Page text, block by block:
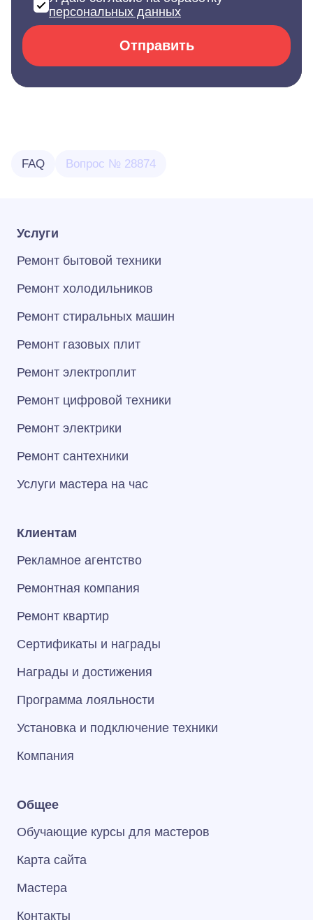
персональных данных
Отправить
FAQ Вопрос № 28874
Услуги
Ремонт бытовой техники
Ремонт холодильников
Ремонт стиральных машин
Ремонт газовых плит
Ремонт электроплит
Ремонт цифровой техники
Ремонт электрики
Ремонт сантехники
Услуги мастера на час
Клиентам
Рекламное агентство
Ремонтная компания
Ремонт квартир
Сертификаты и награды
Награды и достижения
Программа лояльности
Установка и подключение техники
Компания
Общее
Обучающие курсы для мастеров
Карта сайта
Мастера
Контакты